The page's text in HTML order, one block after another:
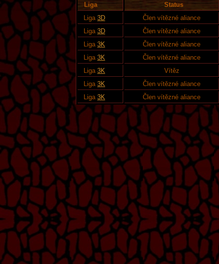
Liga
Status
Liga 3D
Člen vítězné aliance
Liga 3D
Člen vítězné aliance
Liga 3K
Člen vítězné aliance
Liga 3K
Člen vítězné aliance
Liga 3K
Vítěz
Liga 3K
Člen vítězné aliance
Liga 3K Člen vítězné aliance